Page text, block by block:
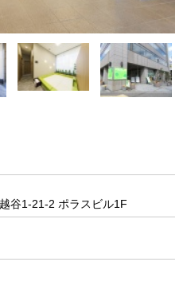
谷1-21-2 ポラスビル1F